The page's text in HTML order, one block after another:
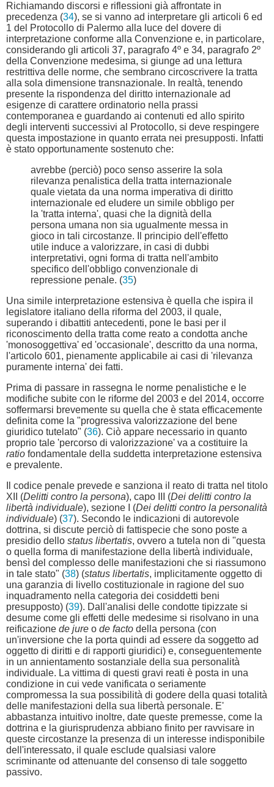
Richiamando discorsi e riflessioni già affrontate in
precedenza (34), se si vanno ad interpretare gli articoli 6 ed
1 del Protocollo di Palermo alla luce del dovere di
interpretazione conforme alla Convenzione e, in particolare,
considerando gli articoli 37, paragrafo 4º e 34, paragrafo 2º
della Convenzione medesima, si giunge ad una lettura
restrittiva delle norme, che sembrano circoscrivere la tratta
alla sola dimensione transnazionale. In realtà, tenendo
presente la rispondenza del diritto internazionale ad
esigenze di carattere ordinatorio nella prassi
contemporanea e guardando ai contenuti ed allo spirito
degli interventi successivi al Protocollo, si deve respingere
questa impostazione in quanto errata nei presupposti. Infatti
è stato opportunamente sostenuto che:
avrebbe (perciò) poco senso asserire la sola
rilevanza penalistica della tratta internazionale
quale vietata da una norma imperativa di diritto
internazionale ed eludere un simile obbligo per
la 'tratta interna', quasi che la dignità della
persona umana non sia ugualmente messa in
gioco in tali circostanze. Il principio dell'effetto
utile induce a valorizzare, in casi di dubbi
interpretativi, ogni forma di tratta nell'ambito
specifico dell'obbligo convenzionale di
repressione penale. (35)
Una simile interpretazione estensiva è quella che ispira il
legislatore italiano della riforma del 2003, il quale,
superando i dibattiti antecedenti, pone le basi per il
riconoscimento della tratta come reato a condotta anche
'monosoggettiva' ed 'occasionale', descritto da una norma,
l'articolo 601, pienamente applicabile ai casi di 'rilevanza
puramente interna' dei fatti.
Prima di passare in rassegna le norme penalistiche e le
modifiche subite con le riforme del 2003 e del 2014, occorre
soffermarsi brevemente su quella che è stata efficacemente
definita come la "progressiva valorizzazione del bene
giuridico tutelato" (36). Ciò appare necessario in quanto
proprio tale 'percorso di valorizzazione' va a costituire la
ratio fondamentale della suddetta interpretazione estensiva
e prevalente.
Il codice penale prevede e sanziona il reato di tratta nel titolo
XII (Delitti contro la persona), capo III (Dei delitti contro la
libertà individuale), sezione I (Dei delitti contro la personalità
individuale) (37). Secondo le indicazioni di autorevole
dottrina, si discute perciò di fattispecie che sono poste a
presidio dello status libertatis, ovvero a tutela non di "questa
o quella forma di manifestazione della libertà individuale,
bensì del complesso delle manifestazioni che si riassumono
in tale stato" (38) (status libertatis, implicitamente oggetto di
una garanzia di livello costituzionale in ragione del suo
inquadramento nella categoria dei cosiddetti beni
presupposto) (39). Dall'analisi delle condotte tipizzate si
desume come gli effetti delle medesime si risolvano in una
reificazione de jure o de facto della persona (con
un'inversione che la porta quindi ad essere da soggetto ad
oggetto di diritti e di rapporti giuridici) e, conseguentemente
in un annientamento sostanziale della sua personalità
individuale. La vittima di questi gravi reati è posta in una
condizione in cui vede vanificata o seriamente
compromessa la sua possibilità di godere della quasi totalità
delle manifestazioni della sua libertà personale. E'
abbastanza intuitivo inoltre, date queste premesse, come la
dottrina e la giurisprudenza abbiano finito per ravvisare in
queste circostanze la presenza di un interesse indisponibile
dell'interessato, il quale esclude qualsiasi valore
scriminante od attenuante del consenso di tale soggetto
passivo.